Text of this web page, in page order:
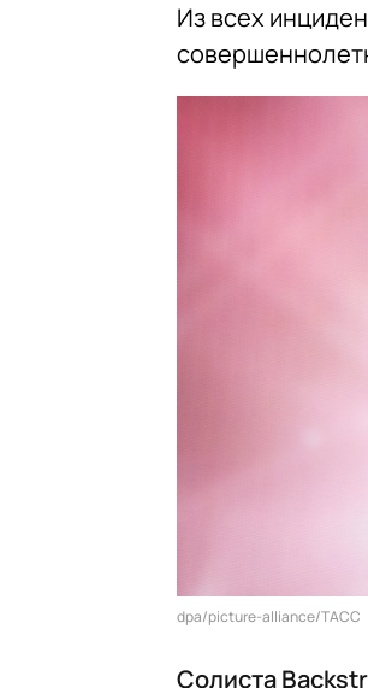
Из всех
dpa/picture-alliance/ТАСС
Солиста